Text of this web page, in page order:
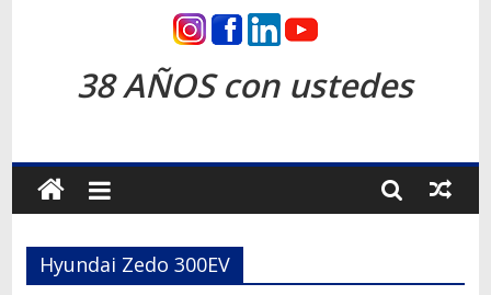
Revista
Transporte
Terrestre
Autos,
camiones,
38 AÑOS con ustedes
Hyundai Zedo 300EV